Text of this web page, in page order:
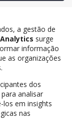
a gestão de
surge
informação
as organizações
dos
analisar
los em insights
nas